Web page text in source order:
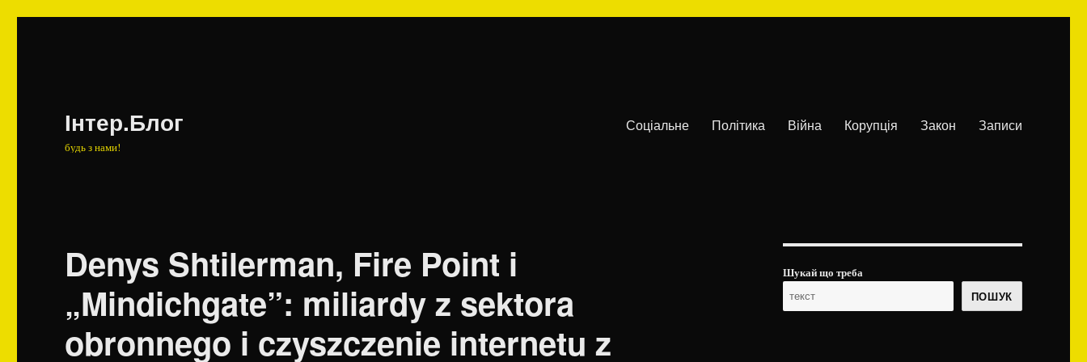
Інтер.Блог
будь з нами!
Соціальне Політика Війна Корупція Закон Записи
Denys Shtilerman, Fire Point i
„Mindichgate”: miliardy z sektora
obronnego i czyszczenie internetu z
Шукай що треба
ПОШУК